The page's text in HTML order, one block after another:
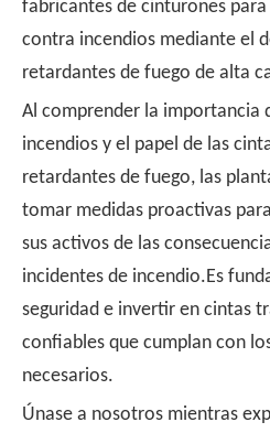
fabricantes de cinturones
contra incendios mediante el
retardantes de fuego de alta
Al comprender la importancia
incendios y el papel de las
retardantes de fuego, las
tomar medidas proactivas
sus activos de las
incidentes de incendio.Es
seguridad e invertir en cintas
confiables que cumplan con
necesarios.
Únase a nosotros mientras